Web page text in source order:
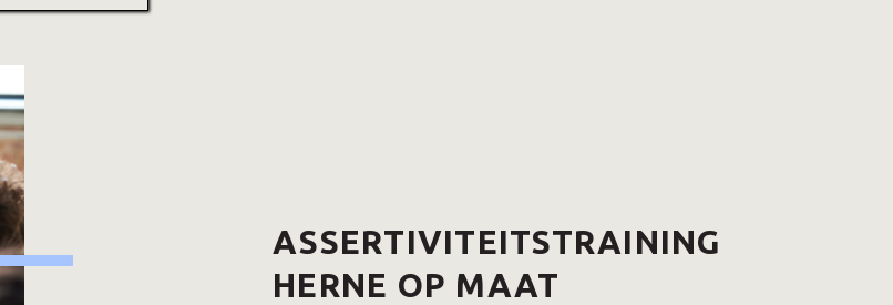
ASSERTIVITEITSTRAINING
HERNE OP MAAT